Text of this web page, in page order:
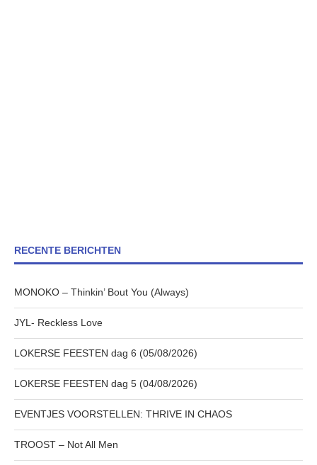
RECENTE BERICHTEN
MONOKO – Thinkin’ Bout You (Always)
JYL- Reckless Love
LOKERSE FEESTEN dag 6 (05/08/2026)
LOKERSE FEESTEN dag 5 (04/08/2026)
EVENTJES VOORSTELLEN: THRIVE IN CHAOS
TROOST – Not All Men